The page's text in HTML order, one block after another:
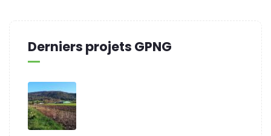
Derniers projets GPNG